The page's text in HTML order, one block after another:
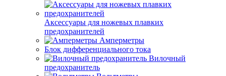
Аксессуары для ножевых плавких
предохранителей
Амперметры
Блок дифференциального тока
Вилочный
предохранитель